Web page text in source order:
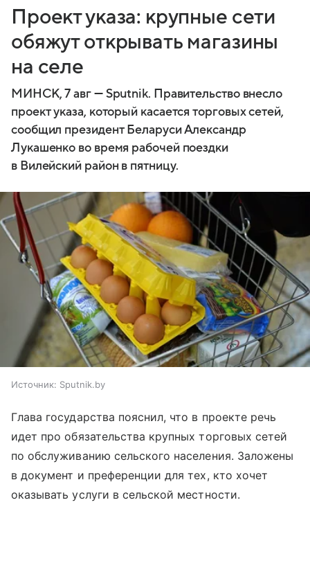
Проект указа: крупные сети
обяжут открывать магазины
на селе
МИНСК, 7 авг — Sputnik. Правительство внесло
проект указа, который касается торговых сетей,
сообщил президент Беларуси Александр
Лукашенко во время рабочей поездки
в Вилейский район в пятницу.
Источник: Sputnik.by
Глава государства пояснил, что в проекте речь
идет про обязательства крупных торговых сетей
по обслуживанию сельского населения. Заложены
в документ и преференции для тех, кто хочет
оказывать услуги в сельской местности.